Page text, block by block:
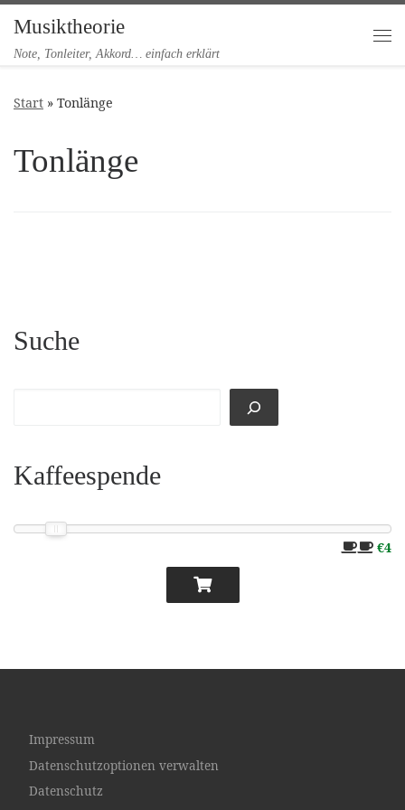
Zum Inhalt springen
Musiktheorie
Note, Tonleiter, Akkord… einfach erklärt
Start » Tonlänge
Tonlänge
Suche
Kaffeespende
€4
Impressum
Datenschutzoptionen verwalten
Datenschutz